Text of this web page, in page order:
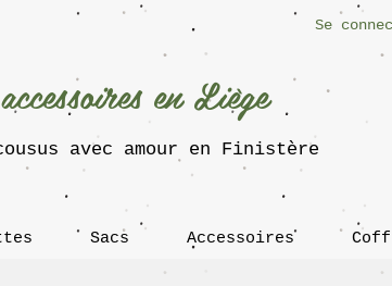
Sacs Accessoires
avec amour en Finistère
Se
en Liège